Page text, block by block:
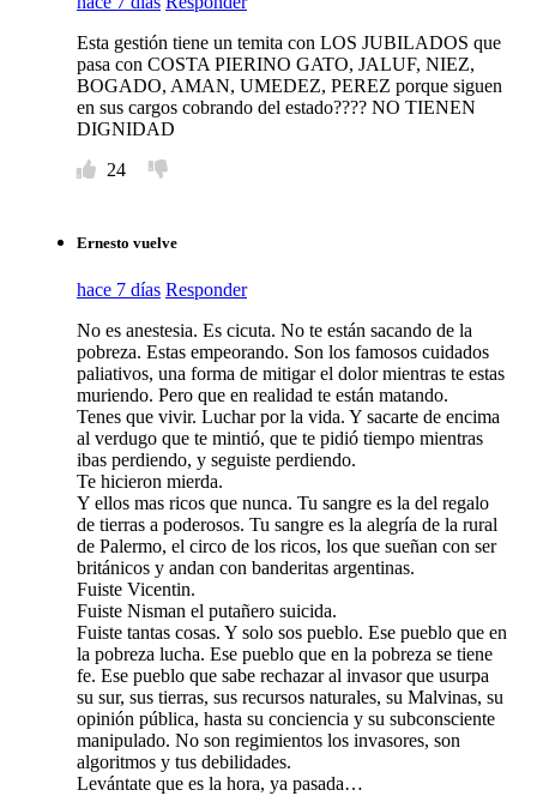
Esta gestión tiene un temita con LOS JUBILADOS que
pasa con COSTA PIERINO GATO, JALUF, NIEZ,
BOGADO, AMAN, UMEDEZ, PEREZ porque siguen
en sus cargos cobrando del estado???? NO TIENEN
DIGNIDAD
24
Ernesto vuelve
hace 7 días Responder
No es anestesia. Es cicuta. No te están sacando de la
pobreza. Estas empeorando. Son los famosos cuidados
paliativos, una forma de mitigar el dolor mientras te estas
muriendo. Pero que en realidad te están matando.
Tenes que vivir. Luchar por la vida. Y sacarte de encima
al verdugo que te mintió, que te pidió tiempo mientras
ibas perdiendo, y seguiste perdiendo.
Te hicieron mierda.
Y ellos mas ricos que nunca. Tu sangre es la del regalo
de tierras a poderosos. Tu sangre es la alegría de la rural
de Palermo, el circo de los ricos, los que sueñan con ser
británicos y andan con banderitas argentinas.
Fuiste Vicentin.
Fuiste Nisman el putañero suicida.
Fuiste tantas cosas. Y solo sos pueblo. Ese pueblo que en
la pobreza lucha. Ese pueblo que en la pobreza se tiene
fe. Ese pueblo que sabe rechazar al invasor que usurpa
su sur, sus tierras, sus recursos naturales, su Malvinas, su
opinión pública, hasta su conciencia y su subconsciente
manipulado. No son regimientos los invasores, son
algoritmos y tus debilidades.
Levántate que es la hora, ya pasada…